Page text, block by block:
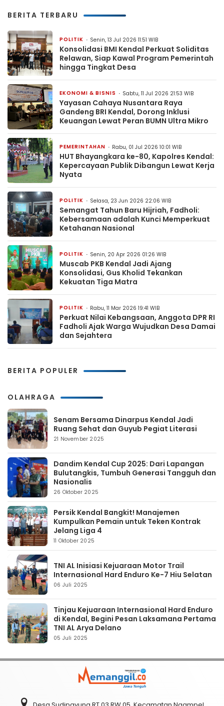
BERITA TERBARU
POLITIK Senin, 13 Jul 2026 11:51 WIB
Konsolidasi BMI Kendal Perkuat Soliditas
Relawan, Siap Kawal Program Pemerintah
hingga Tingkat Desa
EKONOMI & BISNIS Sabtu, 11 Jul 2026 21:53 WIB
Yayasan Cahaya Nusantara Raya
Gandeng BRI Kendal, Dorong Inklusi
Keuangan Lewat Peran BUMN Ultra Mikro
PEMERINTAHAN Rabu, 01 Jul 2026 10:01 WIB
HUT Bhayangkara ke-80, Kapolres Kendal:
Kepercayaan Publik Dibangun Lewat Kerja
Nyata
POLITIK Selasa, 23 Jun 2026 22:06 WIB
Semangat Tahun Baru Hijriah, Fadholi:
Kebersamaan adalah Kunci Memperkuat
Ketahanan Nasional
POLITIK Senin, 20 Apr 2026 01:26 WIB
Muscab PKB Kendal Jadi Ajang
Konsolidasi, Gus Kholid Tekankan
Kekuatan Tiga Matra
POLITIK Rabu, 11 Mar 2026 19:41 WIB
Perkuat Nilai Kebangsaan, Anggota DPR RI
Fadholi Ajak Warga Wujudkan Desa Damai
dan Sejahtera
BERITA POPULER
OLAHRAGA
Senam Bersama Dinarpus Kendal Jadi
Ruang Sehat dan Guyub Pegiat Literasi
21 November 2025
Dandim Kendal Cup 2025: Dari Lapangan
Bulutangkis, Tumbuh Generasi Tangguh dan
Nasionalis
26 Oktober 2025
Persik Kendal Bangkit! Manajemen
Kumpulkan Pemain untuk Teken Kontrak
Jelang Liga 4
11 Oktober 2025
TNI AL Inisiasi Kejuaraan Motor Trail
Internasional Hard Enduro Ke-7 Hiu Selatan
06 Juli 2025
Tinjau Kejuaraan Internasional Hard Enduro
di Kendal, Begini Pesan Laksamana Pertama
TNI AL Arya Delano
05 Juli 2025